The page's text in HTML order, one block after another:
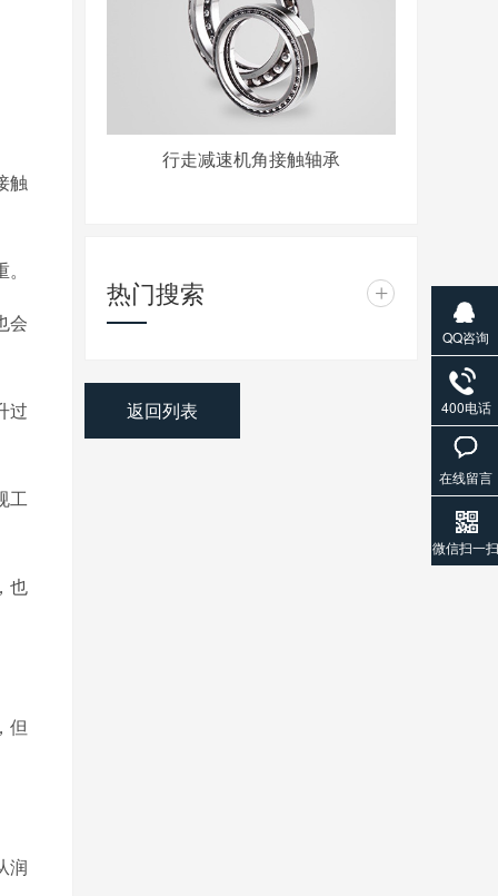
触
会
过
工
也
但
润
行走减速机角接触轴承
热门搜索 +
返回列表
QQ咨询
400电话
在线留言
微信扫一扫